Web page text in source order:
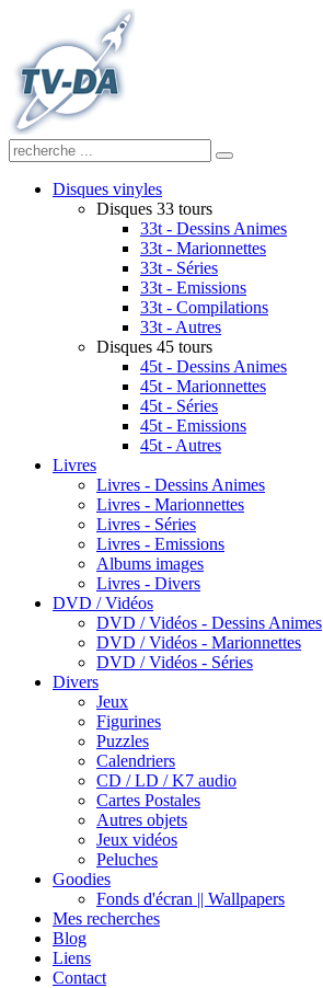
Disques vinyles
Disques 33 tours
33t - Dessins Animes
33t - Marionnettes
33t - Séries
33t - Emissions
33t - Compilations
33t - Autres
Disques 45 tours
45t - Dessins Animes
45t - Marionnettes
45t - Séries
45t - Emissions
45t - Autres
Livres
Livres - Dessins Animes
Livres - Marionnettes
Livres - Séries
Livres - Emissions
Albums images
Livres - Divers
DVD / Vidéos
DVD / Vidéos - Dessins Animes
DVD / Vidéos - Marionnettes
DVD / Vidéos - Séries
Divers
Jeux
Figurines
Puzzles
Calendriers
CD / LD / K7 audio
Cartes Postales
Autres objets
Jeux vidéos
Peluches
Goodies
Fonds d'écran || Wallpapers
Mes recherches
Blog
Liens
Contact